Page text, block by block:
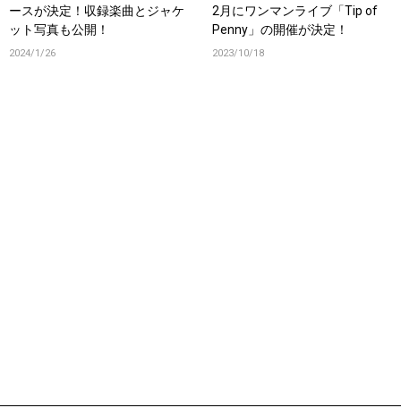
ースが決定！収録楽曲とジャケ
ット写真も公開！
2024/1/26
2月にワンマンライブ「Tip of
Penny」の開催が決定！
2023/10/18